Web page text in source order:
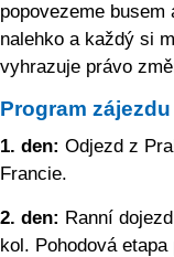
popovezeme
nalehko a každý si
vyhrazuje právo
Program zájezdu
1. den: Odjezd z
Francie.
2. den: Ranní
kol. Pohodová